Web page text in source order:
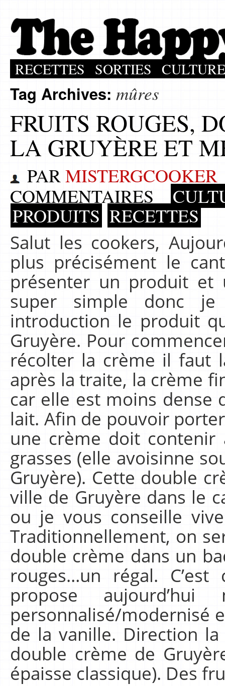
RECETTES SORTIES CULTURE
Tag Archives: mûres
FRUITS ROUGES,
LA GRUYÈRE ET
PARMISTERGCOOKER
COMMENTAIRES
PRODUITS RECETTES
Salut les cookers,
plus précisément le
présenter un produit et
super simple donc
introduction le produit
Gruyère. Pour
récolter la crème il faut
après la traite, la crème
car elle est moins dense
lait. Afin de pouvoir
une crème doit contenir
grasses (elle avoisinne
Gruyère). Cette double
ville de Gruyère dans le
ou je vous conseille
Traditionnellement, on
double crème dans un
rouges…un régal.
propose
personnalisé/modernisé
de la vanille. Direction
double crème de
épaisse classique). Des